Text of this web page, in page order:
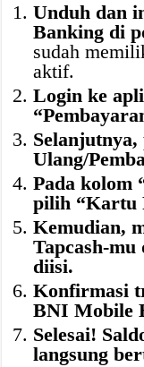
Unduh dan
Banking di
sudah
aktif.
Login ke
Ulang/
Pada kolom
pilih “Kartu
Kemudian,
Tapcash-
diisi.
Konfirmasi
BNI Mobile
Selesai!
langsung